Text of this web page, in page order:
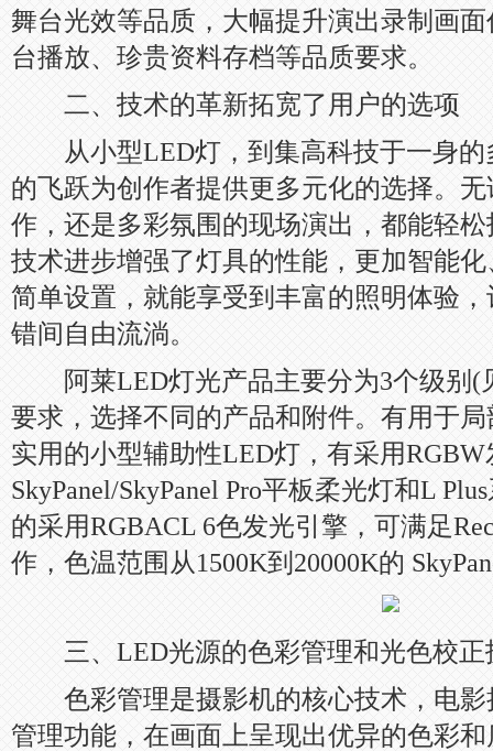
舞台光效等品质，大幅提升演出录制画
台播放、珍贵资料存档等品质要求。
二、技术的革新拓宽了用户的选项
从小型LED灯，到集高科技于一身的
的飞跃为创作者提供更多元化的选择。
作，还是多彩氛围的现场演出，都能轻
技术进步增强了灯具的性能，更加智能
简单设置，就能享受到丰富的照明体验
错间自由流淌。
阿莱LED灯光产品主要分为3个级别(
要求，选择不同的产品和附件。有用于
实用的小型辅助性LED灯，有采用
SkyPanel/SkyPanel Pro平板柔光灯和L
的采用RGBACL 6色发光引擎，可满足
作，色温范围从1500K到20000K的
三、LED光源的色彩管理和光色校正
色彩管理是摄影机的核心技术，电影
管理功能，在画面上呈现出优异的色彩